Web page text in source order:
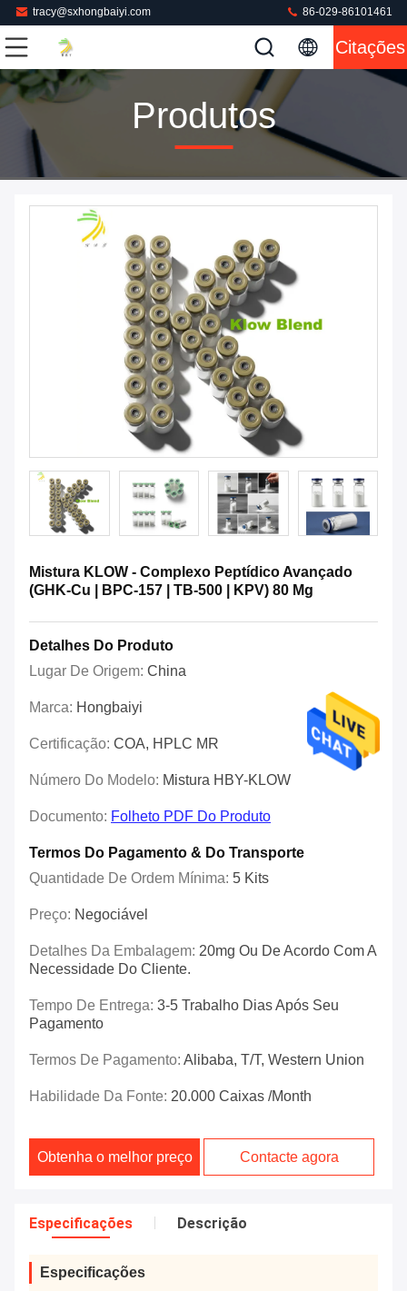
tracy@sxhongbaiyi.com 86-029-86101461
Citações
Produtos
Mistura KLOW - Complexo Peptídico Avançado
(GHK-Cu | BPC-157 | TB-500 | KPV) 80 Mg
Detalhes Do Produto
Lugar De Origem: China
Marca: Hongbaiyi
Certificação: COA, HPLC MR
Número Do Modelo: Mistura HBY-KLOW
Documento: Folheto PDF Do Produto
Termos Do Pagamento & Do Transporte
Quantidade De Ordem Mínima: 5 Kits
Preço: Negociável
Detalhes Da Embalagem: 20mg Ou De Acordo Com A
Necessidade Do Cliente.
Tempo De Entrega: 3-5 Trabalho Dias Após Seu
Pagamento
Termos De Pagamento: Alibaba, T/T, Western Union
Habilidade Da Fonte: 20.000 Caixas /month
Obtenha o melhor preço Contacte agora
Especificações Descrição
Especificações